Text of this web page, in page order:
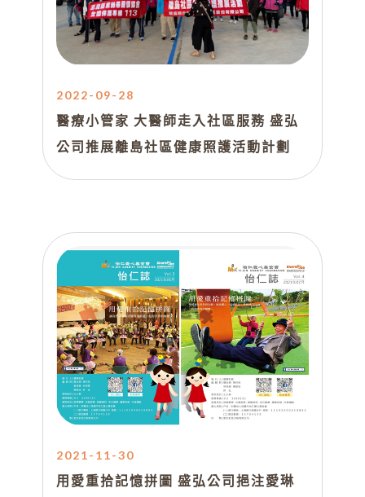
2022-09-28
醫療小管家 大醫師走入社區服務 盛弘
公司推展離島社區健康照護活動計劃
2021-11-30
用愛重拾記憶拼圖 盛弘公司挹注愛琳